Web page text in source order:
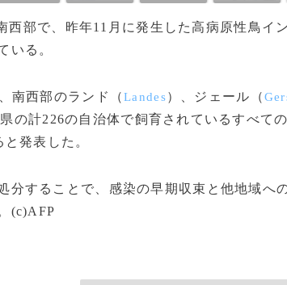
西部で、昨年11月に発生した高病原性鳥イ
いる。
南西部のランド（Landes）、ジェール（
の計226の自治体で飼育されているすべて
発表した。
することで、感染の早期収束と他地域へ
(c)AFP